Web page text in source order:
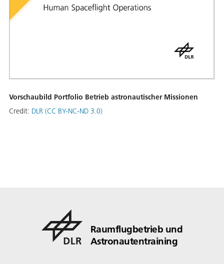
Vorschaubild Portfolio Betrieb astronautischer Missionen
Credit: DLR (CC BY-NC-ND 3.0)
Raumflugbetrieb und
Astronautentraining